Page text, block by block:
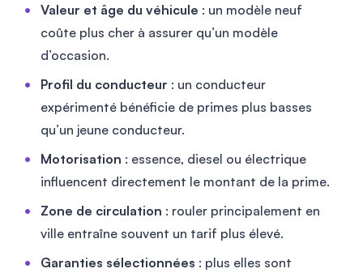
Valeur et âge du véhicule : un modèle neuf
coûte plus cher à assurer qu’un modèle
d’occasion.
Profil du conducteur : un conducteur
expérimenté bénéficie de primes plus basses
qu’un jeune conducteur.
Motorisation : essence, diesel ou électrique
influencent directement le montant de la prime.
Zone de circulation : rouler principalement en
ville entraîne souvent un tarif plus élevé.
Garanties sélectionnées : plus elles sont